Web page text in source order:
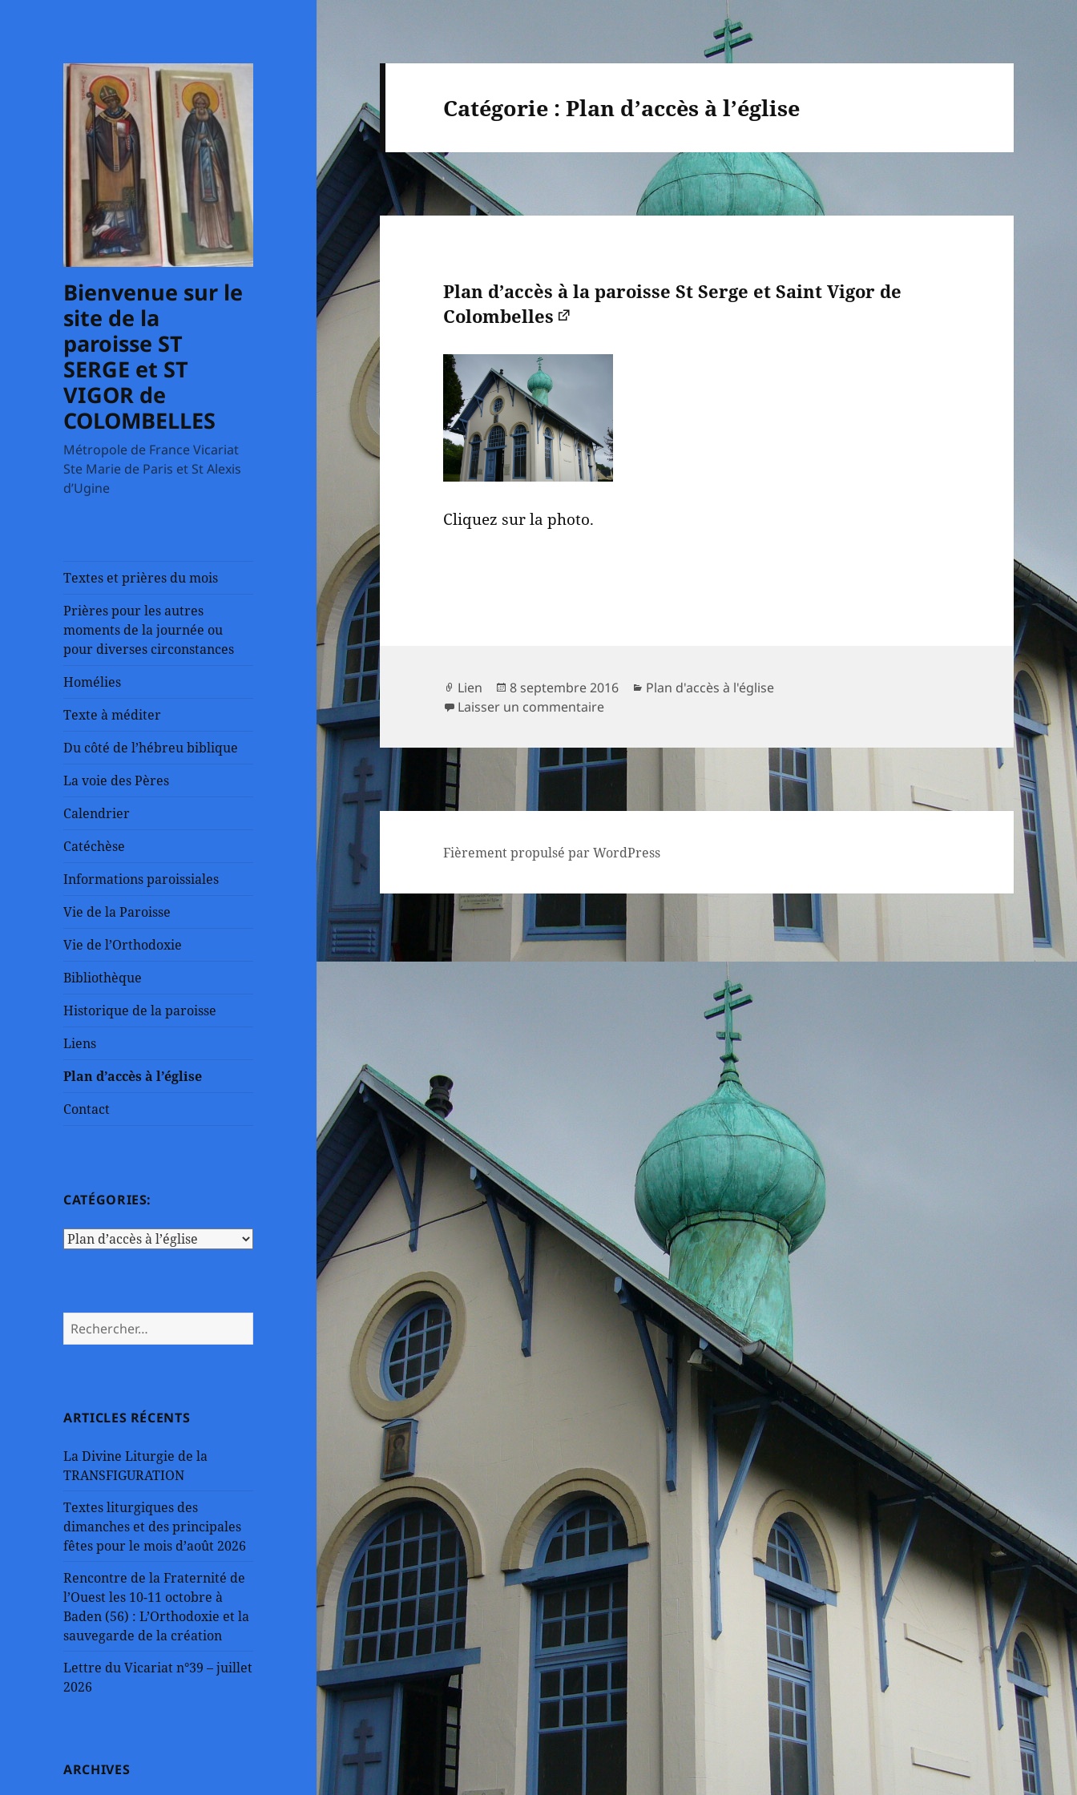
Bienvenue sur le
site de la
paroisse ST
SERGE et ST
VIGOR de
COLOMBELLES
Métropole de France Vicariat
Ste Marie de Paris et St Alexis
d’Ugine
Textes et prières du mois
Prières pour les autres
moments de la journée ou
pour diverses circonstances
Homélies
Texte à méditer
Du côté de l’hébreu biblique
La voie des Pères
Calendrier
Catéchèse
Informations paroissiales
Vie de la Paroisse
Vie de l’Orthodoxie
Bibliothèque
Historique de la paroisse
Liens
Plan d’accès à l’église
Contact
CATÉGORIES:
Catégories:
Rechercher :
ARTICLES RÉCENTS
La Divine Liturgie de la
TRANSFIGURATION
Textes liturgiques des
dimanches et des principales
fêtes pour le mois d’août 2026
Rencontre de la Fraternité de
l’Ouest les 10-11 octobre à
Baden (56) : L’Orthodoxie et la
sauvegarde de la création
Lettre du Vicariat n°39 – juillet
2026
ARCHIVES
Catégorie :Plan d’accès à l’église
Plan d’accès à la paroisse St Serge et Saint Vigor de
Colombelles
Cliquez sur la photo.
Format
Lien
Publié
le
8 septembre 2016 Catégories
Plan d'accès à l'église
Laisser un commentairesur Plan d’accès à la paroisse St Serge et Saint Vigor de Colombelles
Fièrement propulsé par WordPress